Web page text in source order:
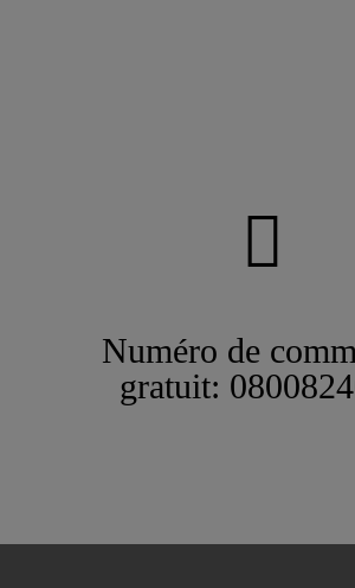
Numéro de
gratuit: